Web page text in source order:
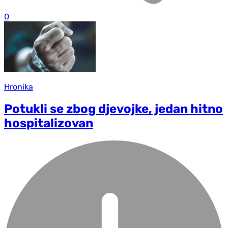
0
Hronika
Potukli se zbog djevojke, jedan hitno
hospitalizovan